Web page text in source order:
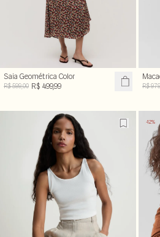
Saia Geométrica Color
R$ 599,00 R$ 499,99 R$
-12%